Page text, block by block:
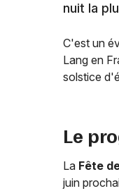
nuit la
C'est un
Lang en
solstice
Le
La Fête
juin